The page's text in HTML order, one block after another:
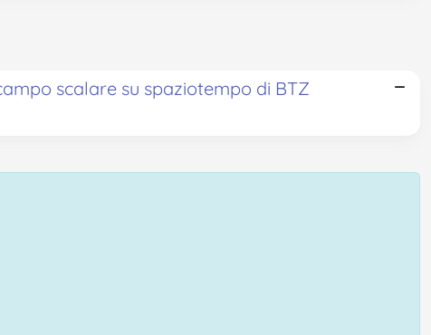
scalare su spaziotempo di BTZ